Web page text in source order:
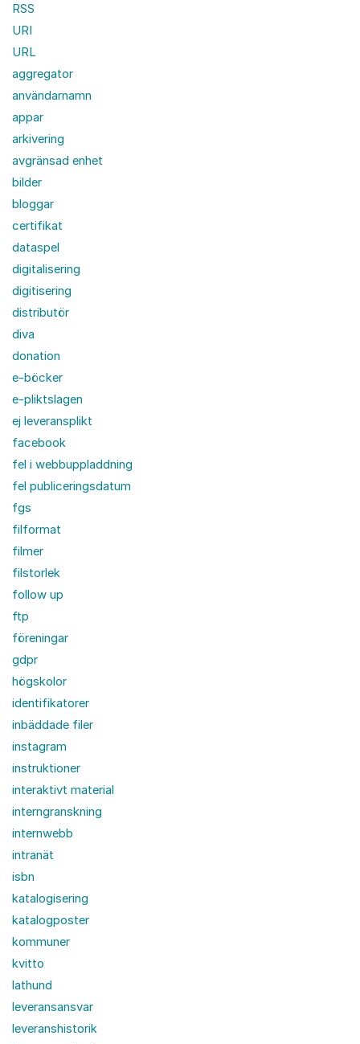
RSS
URI
URL
aggregator
användarnamn
appar
arkivering
avgränsad enhet
bilder
bloggar
certifikat
dataspel
digitalisering
digitisering
distributör
diva
donation
e-böcker
e-pliktslagen
ej leveransplikt
facebook
fel i webbuppladdning
fel publiceringsdatum
fgs
filformat
filmer
filstorlek
follow up
ftp
föreningar
gdpr
högskolor
identifikatorer
inbäddade filer
instagram
instruktioner
interaktivt material
interngranskning
internwebb
intranät
isbn
katalogisering
katalogposter
kommuner
kvitto
lathund
leveransansvar
leveranshistorik